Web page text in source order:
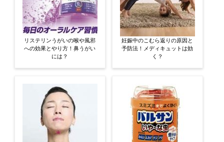
リステリンうがいの喉や風邪
への効果とやり方！鼻うがい
には？
妊娠中のこむら返りの原因と
予防法！メディキュットは効
く？